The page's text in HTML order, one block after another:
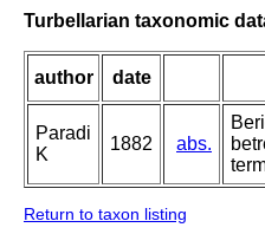
Turbellarian taxonomic
author date
Paradi
K
1882 abs.
Return to taxon listing